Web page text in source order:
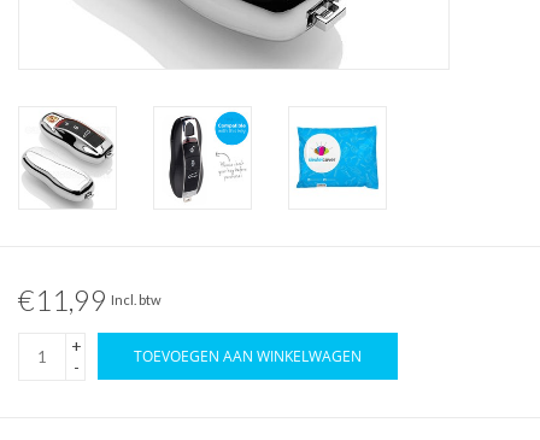
€11,99 Incl. btw
+
-
TOEVOEGEN AAN WINKELWAGEN